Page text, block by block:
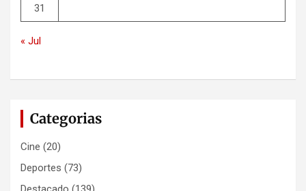
31
« Jul
Categorias
Cine (20)
Deportes (73)